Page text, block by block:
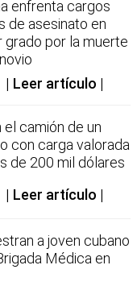
enfrenta cargos
de asesinato en
grado por la muerte
Leer artículo
el camión de un
con carga valorada
de 200 mil dólares
Leer artículo
a joven cubano
Médica en